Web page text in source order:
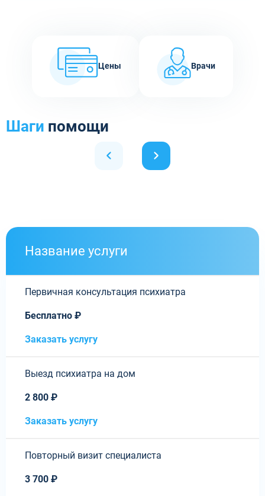
Цены Врачи
Шаги помощи
Название услуги
Первичная консультация психиатра
Бесплатно ₽
Заказать услугу
Выезд психиатра на дом
2 800 ₽
Заказать услугу
Повторный визит специалиста
3 700 ₽